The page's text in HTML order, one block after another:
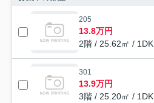
205
13.8万円
2階 / 25.62㎡ / 1DK
301
13.9万円
3階 / 25.20㎡ / 1DK